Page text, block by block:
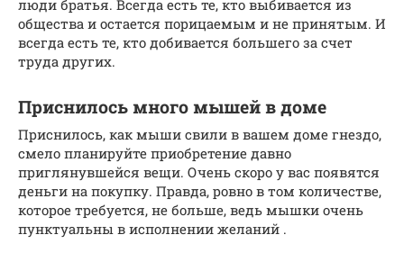
люди братья. Всегда есть те, кто выбивается из
общества и остается порицаемым и не принятым. И
всегда есть те, кто добивается большего за счет
труда других.
Приснилось много мышей в доме
Приснилось, как мыши свили в вашем доме гнездо,
смело планируйте приобретение давно
приглянувшейся вещи. Очень скоро у вас появятся
деньги на покупку. Правда, ровно в том количестве,
которое требуется, не больше, ведь мышки очень
пунктуальны в исполнении желаний .